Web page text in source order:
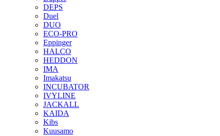
DEPS
Duel
DUO
ECO-PRO
Eppinger
HALCO
HEDDON
IMA
Imakatsu
INCUBATOR
IVYLINE
JACKALL
KAIDA
Kibs
Kuusamo